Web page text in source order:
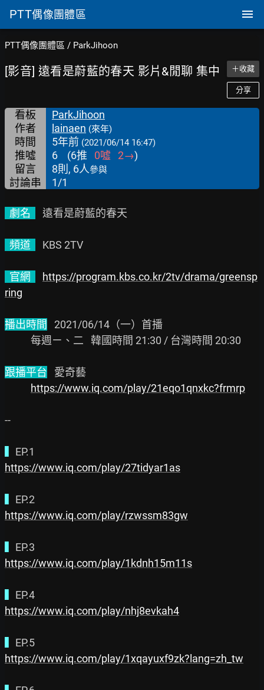
PTT偶像團體區
PTT偶像團體區 / ParkJihoon
[影音] 遠看是蔚藍的春天 影片&閒聊 集中 ＋收藏
分享
看板
ParkJihoon
作者
lainaen (來年)
時間 5年前 (2021/06/14 16:47)
推噓 6 (6推 0噓 2→)
留言
8則, 6人參與
討論串 1/1
  劇名
   遠看是蔚藍的春天
  頻道
   KBS 2TV
  官網
https://program.kbs.co.kr/2tv/drama/greensp
ring
播出時間
   2021/06/14（一）首播
跟播平台
   愛奇藝
https://www.iq.com/play/21eqo1qnxkc?frmrp
--
https://www.iq.com/play/27tidyar1as
https://www.iq.com/play/rzwssm83gw
https://www.iq.com/play/1kdnh15m11s
https://www.iq.com/play/nhj8evkah4
https://www.iq.com/play/1xqayuxf9zk?lang=zh_tw